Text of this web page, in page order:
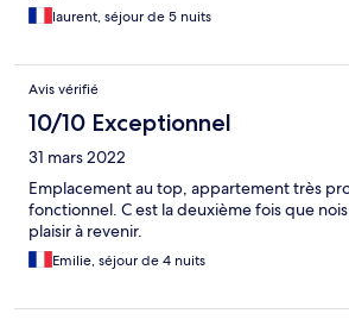
laurent, séjour de 5 nuits
Avis vérifié
10/10 Exceptionnel
31 mars 2022
Emplacement au top, appartement très
fonctionnel. C est la deuxième fois que
plaisir à revenir.
Emilie, séjour de 4 nuits